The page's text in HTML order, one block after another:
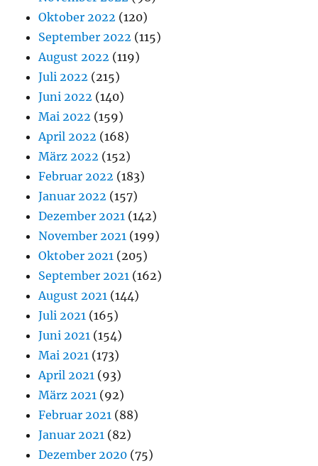
Oktober 2022 (120)
September 2022 (115)
August 2022 (119)
Juli 2022 (215)
Juni 2022 (140)
Mai 2022 (159)
April 2022 (168)
März 2022 (152)
Februar 2022 (183)
Januar 2022 (157)
Dezember 2021 (142)
November 2021 (199)
Oktober 2021 (205)
September 2021 (162)
August 2021 (144)
Juli 2021 (165)
Juni 2021 (154)
Mai 2021 (173)
April 2021 (93)
März 2021 (92)
Februar 2021 (88)
Januar 2021 (82)
Dezember 2020 (75)